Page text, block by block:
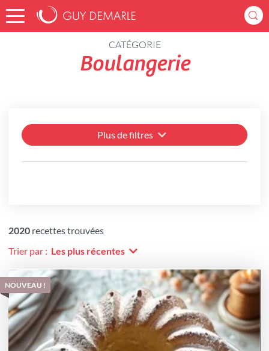
Accueil Recettes
CATÉGORIE
Boulangerie
Plus de filtres
2020 recettes trouvées
Trier par : Les plus récentes
NOUVEAU !